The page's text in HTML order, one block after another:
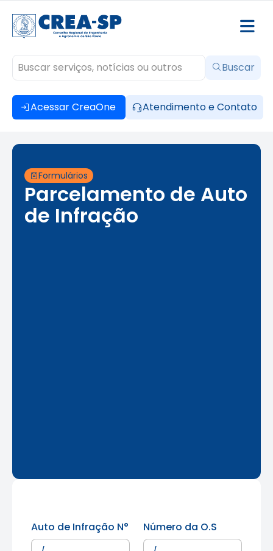
Acessar CreaOne Atendimento e Contato
Buscar
Formulários
Parcelamento de Auto
de Infração
Auto de Infração N° Número da O.S